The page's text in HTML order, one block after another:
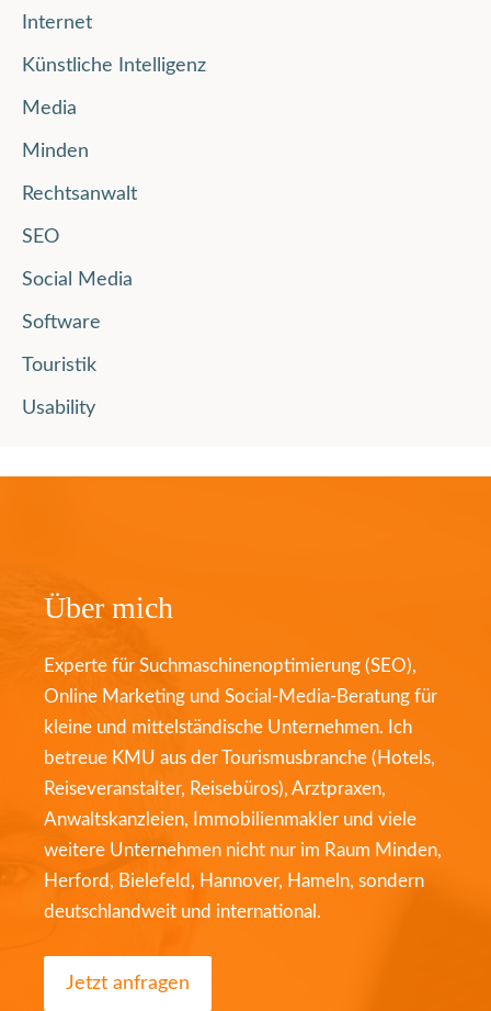
Internet
Künstliche Intelligenz
Media
Minden
Rechtsanwalt
SEO
Social Media
Software
Touristik
Usability
Über mich
Experte für Suchmaschinenoptimierung (SEO),
Online Marketing und Social-Media-Beratung für
kleine und mittelständische Unternehmen. Ich
betreue KMU aus der Tourismusbranche (Hotels,
Reiseveranstalter, Reisebüros), Arztpraxen,
Anwaltskanzleien, Immobilienmakler und viele
weitere Unternehmen nicht nur im Raum Minden,
Herford, Bielefeld, Hannover, Hameln, sondern
deutschlandweit und international.
Jetzt anfragen